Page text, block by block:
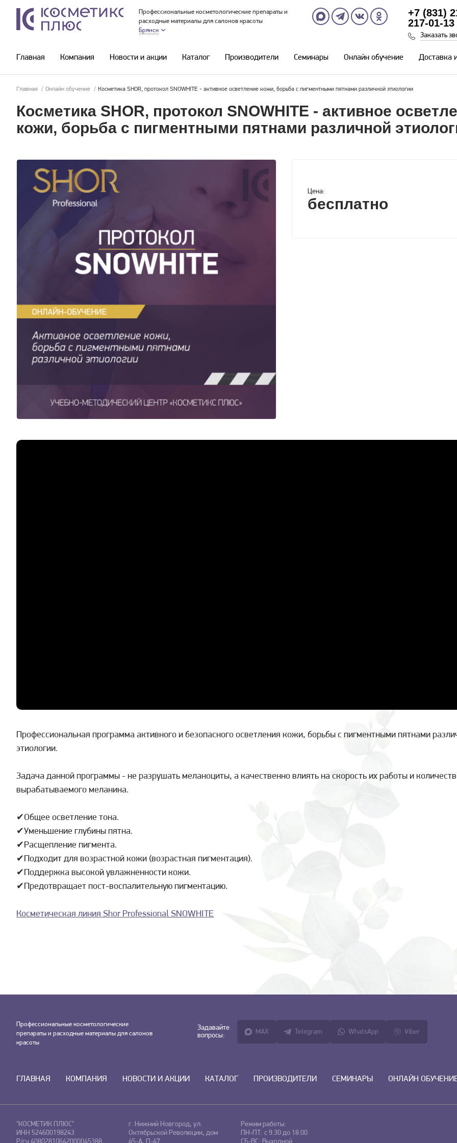
Профессиональные косметологические препараты и
расходные материалы для салонов красоты
Брянск
+7 (831)
217-01-13
Заказать
Главная Компания Новости и акции Каталог Производители Семинары Онлайн обучение Доставка
Главная / Онлайн обучение / Косметика SHOR, протокол SNOWHITE - активное осветление кожи, борьба с пигментными пятнами различной этиологии
Косметика SHOR, протокол SNOWHITE - активное
кожи, борьба с пигментными пятнами различной
Цена:
бесплатно
Профессиональная программа активного и безопасного осветления кожи, борьбы с пигментными пятнами
этиологии.
Задача данной программы - не разрушать меланоциты, а качественно влиять на скорость их работы и
вырабатываемого меланина.
✔Общее осветление тона.
✔Уменьшение глубины пятна.
✔Расщепление пигмента.
✔Подходит для возрастной кожи (возрастная пигментация).
✔Поддержка высокой увлажненности кожи.
✔Предотвращает пост-воспалительную пигментацию.
Косметическая линия Shor Professional SNOWHITE
Профессиональные косметологические
препараты и расходные материалы для салонов
красоты
Задавайте
вопросы:
MAX Telegram WhatsApp Viber
ГЛАВНАЯ КОМПАНИЯ НОВОСТИ И АКЦИИ КАТАЛОГ ПРОИЗВОДИТЕЛИ СЕМИНАРЫ ОНЛАЙН
"КОСМЕТИК ПЛЮС"
ИНН 524600198243
г. Нижний Новгород, ул.
Октябрьской Революции, дом
Режим работы:
ПН-ПТ: с 9.30 до 18.00